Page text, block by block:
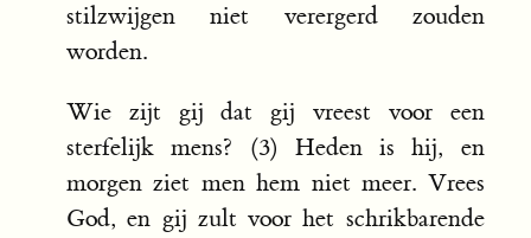
stilzwijgen niet verergerd zouden
worden.
Wie zijt gij dat gij vreest voor een
sterfelijk mens? (3) Heden is hij, en
morgen ziet men hem niet meer. Vrees
God, en gij zult voor het schrikbarende